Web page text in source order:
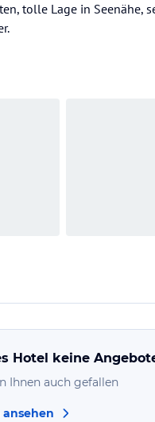
tolle Lage in Seenähe,
Hotel keine
Ihnen auch gefallen